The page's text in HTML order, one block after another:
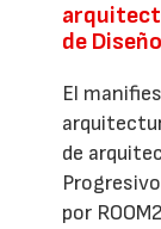
de
El
de
por